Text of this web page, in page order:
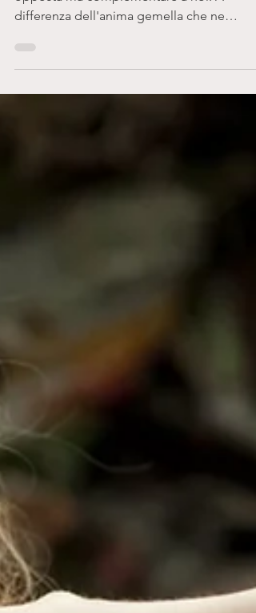
La Fiamma Gemella invece, è quell'anima
possiamo trovare molte, la...